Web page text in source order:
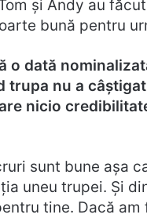
și Andy au
bună pentru
dată
trupa nu a
nicio
sunt bune așa
uneu trupei. Și
tine. Dacă